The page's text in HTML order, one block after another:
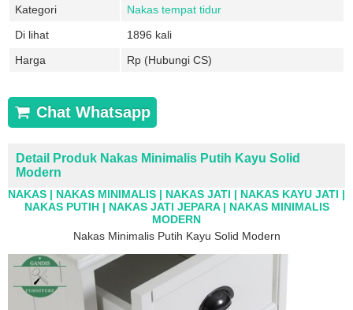
Kategori
Nakas tempat tidur
Di lihat
1896 kali
Harga
Rp (Hubungi CS)
Chat Whatsapp
Detail Produk Nakas Minimalis Putih Kayu Solid
Modern
NAKAS | NAKAS MINIMALIS | NAKAS JATI | NAKAS KAYU JATI |
NAKAS PUTIH | NAKAS JATI JEPARA | NAKAS MINIMALIS
MODERN
Nakas Minimalis Putih Kayu Solid Modern